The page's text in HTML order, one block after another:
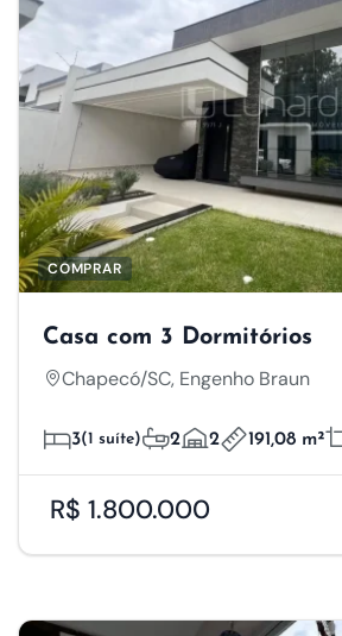
COMPRAR
Casa com 3 Dormitórios
Chapecó/SC, Engenho Braun
3(1 suíte) 2 2 191,08 m²
R$ 1.800.000